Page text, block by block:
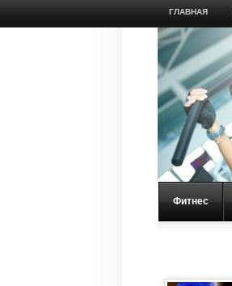
ГЛАВНАЯ
Фитнес